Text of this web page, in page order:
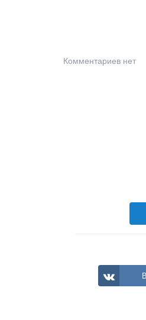
Комментариев нет